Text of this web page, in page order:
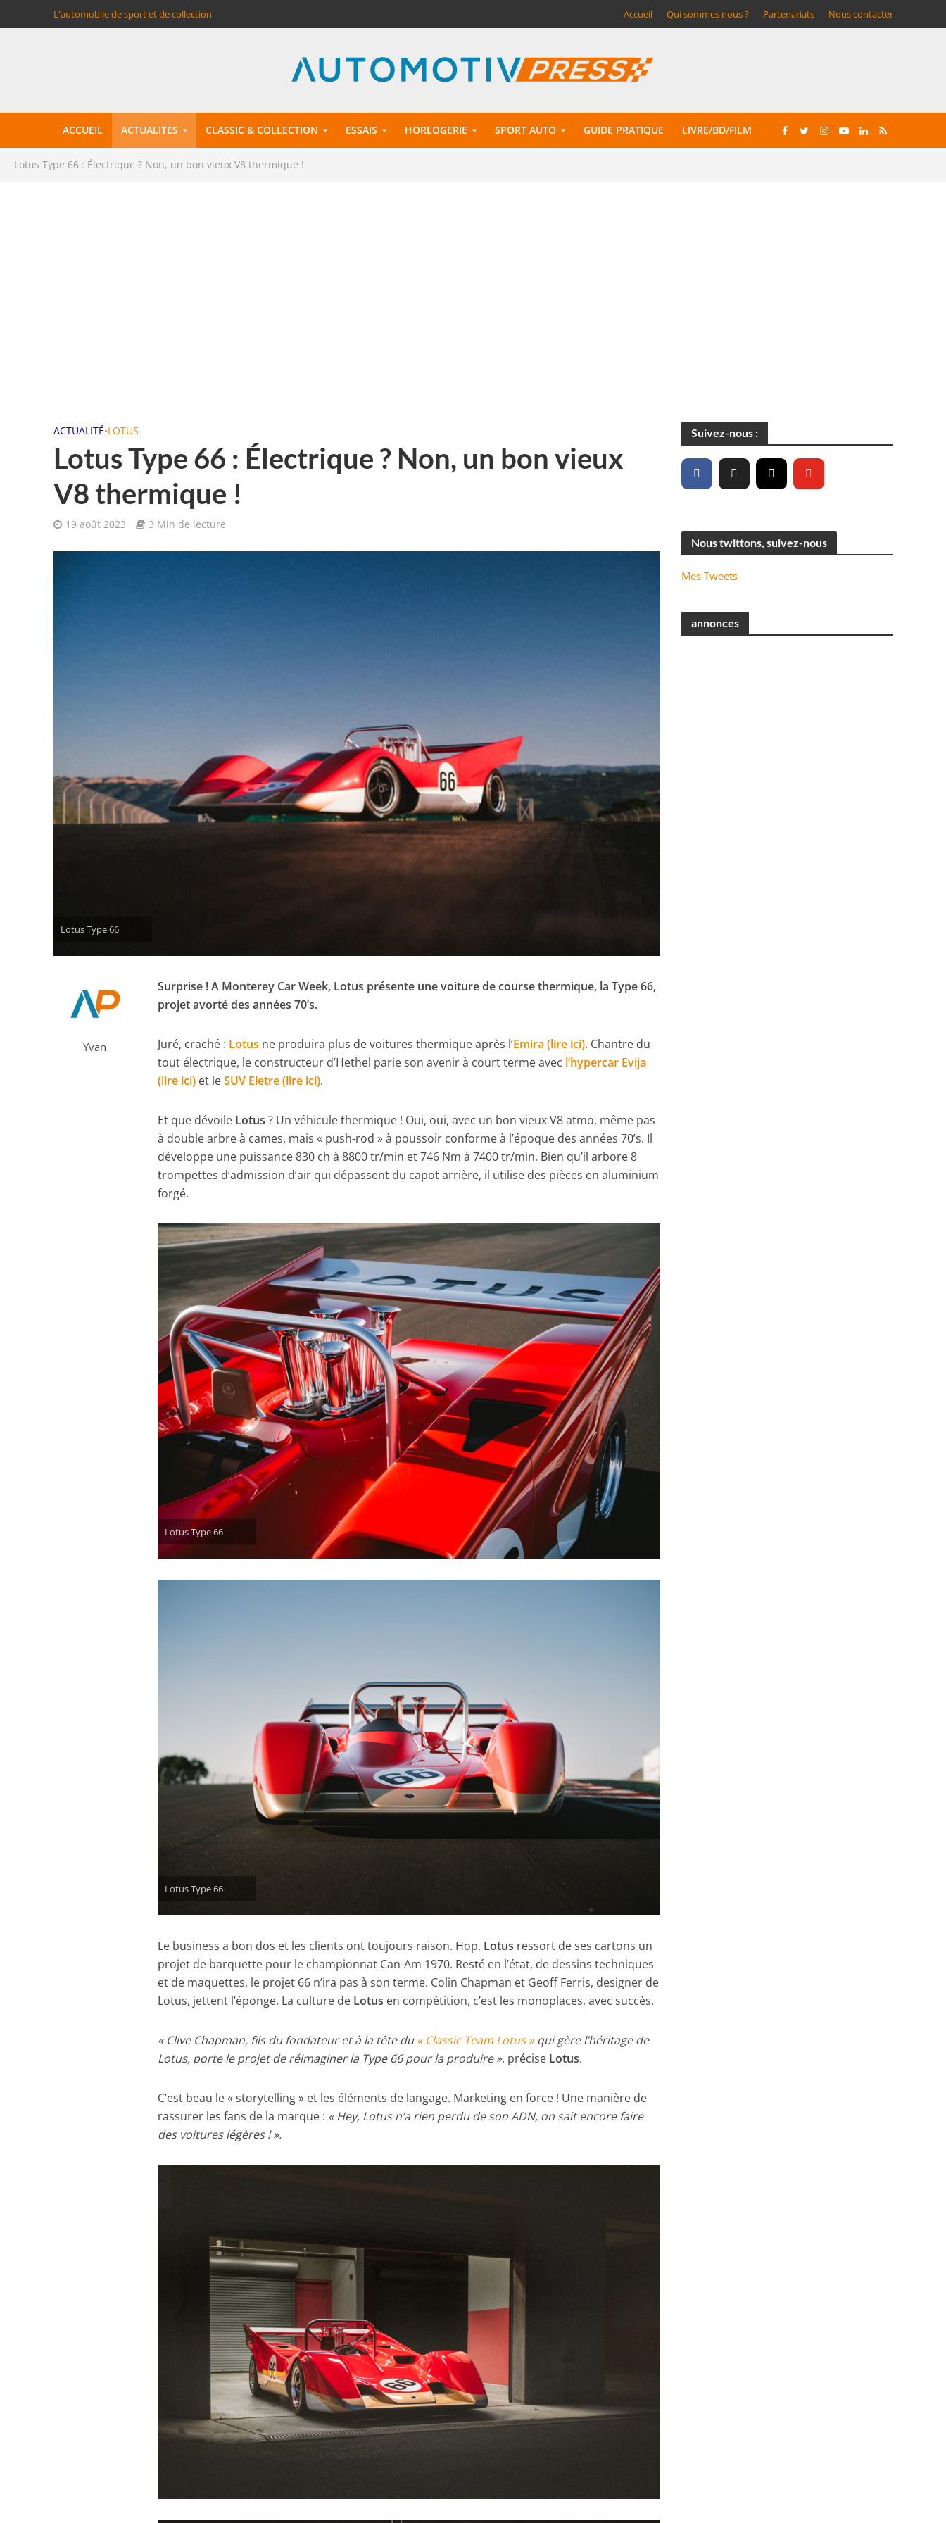
L'automobile de sport et de collection Accueil Qui sommes nous ? Partenariats Nous contacter
ACCUEIL ACTUALITÉS CLASSIC & COLLECTION ESSAIS HORLOGERIE SPORT AUTO GUIDE PRATIQUE LIVRE/BD/FILM
Lotus Type 66 : Électrique ? Non, un bon vieux V8 thermique !
ACTUALITÉ•LOTUS
Lotus Type 66 : Électrique ? Non, un bon vieux
V8 thermique !
19 août 2023 3 Min de lecture
Lotus Type 66
Yvan
Surprise ! A Monterey Car Week, Lotus présente une voiture de course thermique, la Type 66,
projet avorté des années 70’s.
Juré, craché : Lotus ne produira plus de voitures thermique après l’Emira (lire ici). Chantre du
tout électrique, le constructeur d’Hethel parie son avenir à court terme avec l’hypercar Evija
(lire ici) et leSUV Eletre (lire ici).
Et que dévoile Lotus ? Un véhicule thermique ! Oui, oui, avec un bon vieux V8 atmo, même pas
à double arbre à cames, mais « push-rod » à poussoir conforme à l’époque des années 70’s. Il
développe une puissance 830 ch à 8800 tr/min et 746 Nm à 7400 tr/min. Bien qu’il arbore 8
trompettes d’admission d’air qui dépassent du capot arrière, il utilise des pièces en aluminium
forgé.
Lotus Type 66
Lotus Type 66
Le business a bon dos et les clients ont toujours raison. Hop, Lotus ressort de ses cartons un
projet de barquette pour le championnat Can-Am 1970. Resté en l’état, de dessins techniques
et de maquettes, le projet 66 n’ira pas à son terme. Colin Chapman et Geoff Ferris, designer de
Lotus, jettent l’éponge. La culture de Lotus en compétition, c’est les monoplaces, avec succès.
« Clive Chapman, fils du fondateur et à la tête du« Classic Team Lotus »qui gère l’héritage de
Lotus, porte le projet de réimaginer la Type 66 pour la produire ». précise Lotus.
C’est beau le « storytelling » et les éléments de langage. Marketing en force ! Une manière de
rassurer les fans de la marque : « Hey, Lotus n’a rien perdu de son ADN, on sait encore faire
des voitures légères ! ».
Suivez-nous :
Nous twittons, suivez-nous
Mes Tweets
annonces